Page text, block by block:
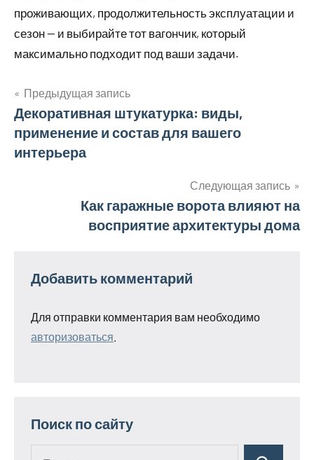
проживающих, продолжительность эксплуатации и
сезон — и выбирайте тот вагончик, который
максимально подходит под ваши задачи.
Навигация
по
Предыдущая запись
Декоративная штукатурка: виды,
применение и состав для вашего
интерьера
Следующая запись
Как гаражные ворота влияют на
восприятие архитектуры дома
Добавить комментарий
Для отправки комментария вам необходимо
авторизоваться
Поиск по сайту